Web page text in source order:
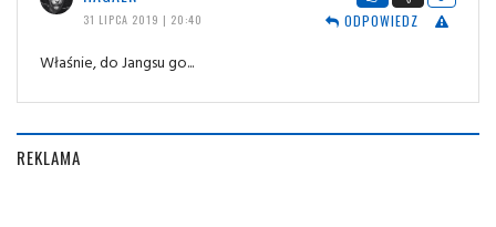
31 LIPCA 2019 | 20:40
ODPOWIEDZ
Właśnie, do Jangsu go...
REKLAMA